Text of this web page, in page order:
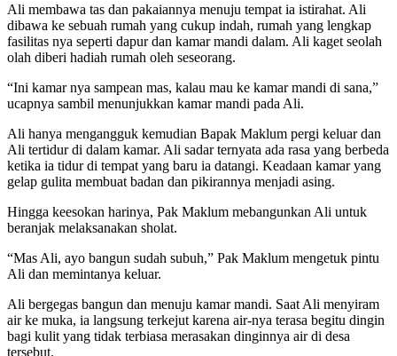
Ali membawa tas dan pakaiannya menuju tempat ia istirahat. Ali
dibawa ke sebuah rumah yang cukup indah, rumah yang lengkap
fasilitas nya seperti dapur dan kamar mandi dalam. Ali kaget seolah
olah diberi hadiah rumah oleh seseorang.
“Ini kamar nya sampean mas, kalau mau ke kamar mandi di sana,”
ucapnya sambil menunjukkan kamar mandi pada Ali.
Ali hanya mengangguk kemudian Bapak Maklum pergi keluar dan
Ali tertidur di dalam kamar. Ali sadar ternyata ada rasa yang berbeda
ketika ia tidur di tempat yang baru ia datangi. Keadaan kamar yang
gelap gulita membuat badan dan pikirannya menjadi asing.
Hingga keesokan harinya, Pak Maklum mebangunkan Ali untuk
beranjak melaksanakan sholat.
“Mas Ali, ayo bangun sudah subuh,” Pak Maklum mengetuk pintu
Ali dan memintanya keluar.
Ali bergegas bangun dan menuju kamar mandi. Saat Ali menyiram
air ke muka, ia langsung terkejut karena air-nya terasa begitu dingin
bagi kulit yang tidak terbiasa merasakan dinginnya air di desa
tersebut.